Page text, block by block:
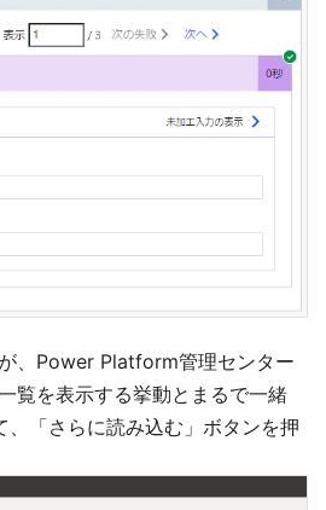
、Power Platform管理センター
覧を表示する挙動とまるで一緒
、「さらに読み込む」ボタンを押